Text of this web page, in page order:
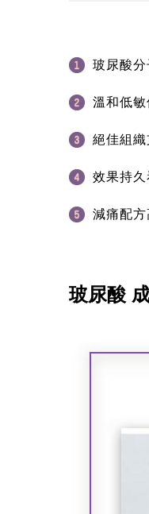
玻尿酸
溫和低
絕佳組
效果持
減痛配
玻尿酸